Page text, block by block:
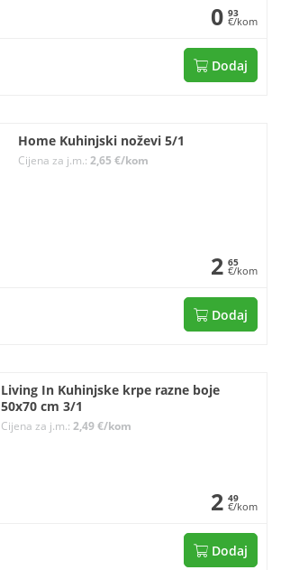
0 93
€/kom
Dodaj
Home Kuhinjski noževi 5/1
Cijena za j.m.: 2,65 €/kom
2 65
€/kom
Dodaj
Living In Kuhinjske krpe razne boje
50x70 cm 3/1
Cijena za j.m.:2,49 €/kom
2 49
€/kom
Dodaj